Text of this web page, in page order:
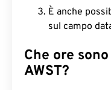
È anche
sul campo
Che ore
AWST?